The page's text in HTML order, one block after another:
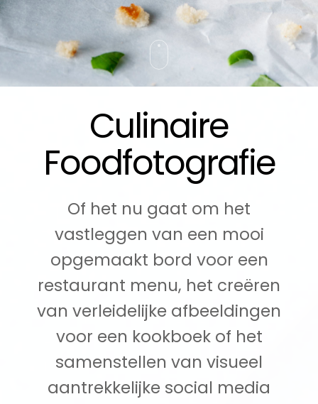
Culinaire
Foodfotografie
Of het nu gaat om het
vastleggen van een mooi
opgemaakt bord voor een
restaurant menu, het creëren
van verleidelijke afbeeldingen
voor een kookboek of het
samenstellen van visueel
aantrekkelijke social media